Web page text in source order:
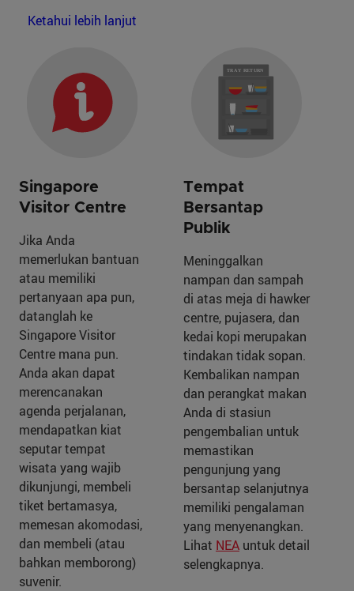
Ketahui lebih lanjut
Singapore
Visitor Centre
Jika Anda
memerlukan bantuan
atau memiliki
pertanyaan apa pun,
datanglah ke
Singapore Visitor
Centre mana pun.
Anda akan dapat
merencanakan
agenda perjalanan,
mendapatkan kiat
seputar tempat
wisata yang wajib
dikunjungi, membeli
tiket bertamasya,
memesan akomodasi,
dan membeli (atau
bahkan memborong)
suvenir.
Tempat
Bersantap
Publik
Meninggalkan
nampan dan sampah
di atas meja di hawker
centre, pujasera, dan
kedai kopi merupakan
tindakan tidak sopan.
Kembalikan nampan
dan perangkat makan
Anda di stasiun
pengembalian untuk
memastikan
pengunjung yang
bersantap selanjutnya
memiliki pengalaman
yang menyenangkan.
Lihat NEA untuk detail
selengkapnya.